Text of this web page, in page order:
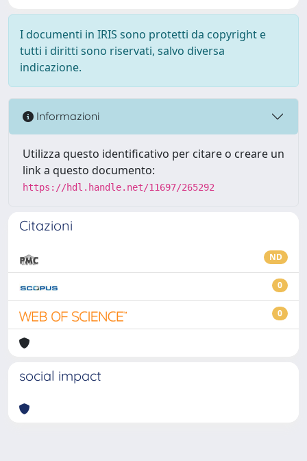
I documenti in IRIS sono protetti da copyright e
tutti i diritti sono riservati, salvo diversa
indicazione.
Informazioni
Utilizza questo identificativo per citare o creare un
link a questo documento:
https://hdl.handle.net/11697/265292
Citazioni
ND
0
0
social impact